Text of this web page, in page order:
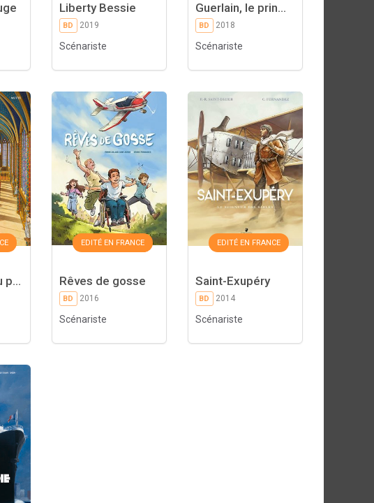
Liberty Bessie
BD 2019
Scénariste
Guerlain, le prin...
BD 2018
Scénariste
p...
EDITÉ EN FRANCE
Rêves de gosse
BD 2016
Scénariste
EDITÉ EN FRANCE
Saint-Exupéry
BD 2014
Scénariste